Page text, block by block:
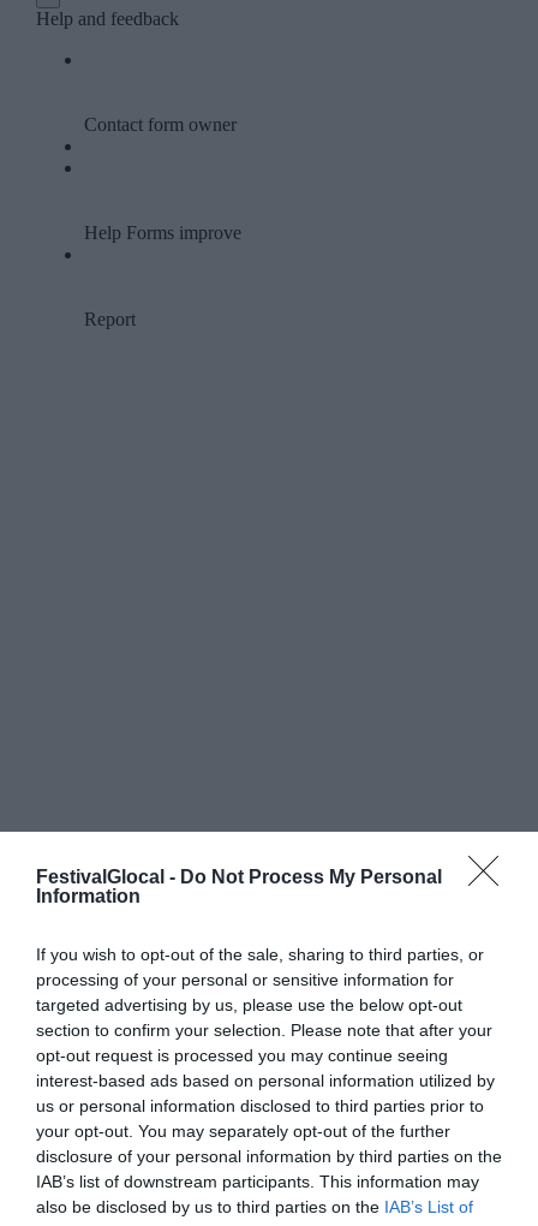
FestivalGlocal - Do Not Process My Personal
Information
If you wish to opt-out of the sale, sharing to third parties, or
processing of your personal or sensitive information for
targeted advertising by us, please use the below opt-out
section to confirm your selection. Please note that after your
opt-out request is processed you may continue seeing
interest-based ads based on personal information utilized by
us or personal information disclosed to third parties prior to
your opt-out. You may separately opt-out of the further
disclosure of your personal information by third parties on the
IAB’s list of downstream participants. This information may
also be disclosed by us to third parties on the IAB’s List of